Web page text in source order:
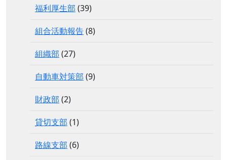
福利厚生部 (39)
組合活動報告(8)
組織部 (27)
自動車対策部 (9)
財政部 (2)
貸切支部 (1)
路線支部 (6)